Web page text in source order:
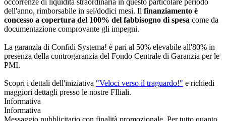
dell'anno, rimborsabile in sei/dodici mesi. Il finanziamento è
concesso a copertura del 100% del fabbisogno di spesa come da
documentazione comprovante gli impegni.
La garanzia di Confidi Systema! è pari al 50% elevabile all'80% in
presenza della controgaranzia del Fondo Centrale di Garanzia per le
PMI.
Scopri i dettali dell'iniziativa "Veloci verso il traguardo!" e richiedi
maggiori dettagli presso le nostre FIliali.
Informativa
Informativa
Messaggio pubblicitario con finalità promozionale. Per tutto quanto